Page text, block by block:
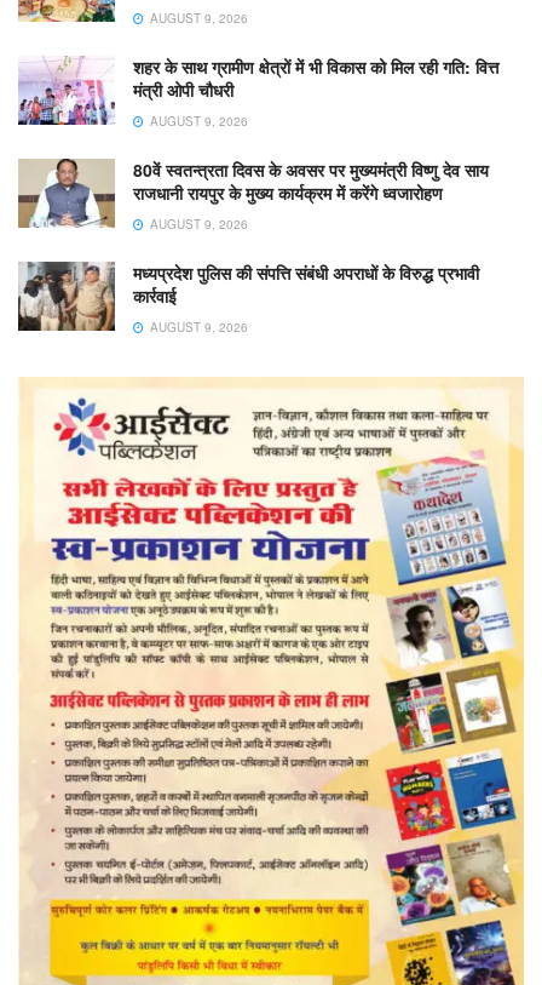
AUGUST 9, 2026
शहर के साथ ग्रामीण क्षेत्रों में भी विकास को मिल रही गति: वित्त
मंत्री ओपी चौधरी
AUGUST 9, 2026
80वें स्वतन्त्रता दिवस के अवसर पर मुख्यमंत्री विष्णु देव साय
राजधानी रायपुर के मुख्य कार्यक्रम में करेंगे ध्वजारोहण
AUGUST 9, 2026
मध्यप्रदेश पुलिस की संपत्ति संबंधी अपराधों के विरुद्ध प्रभावी
कार्रवाई
AUGUST 9, 2026